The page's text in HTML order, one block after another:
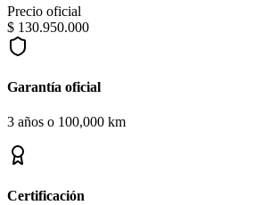
Precio oficial
$ 130.950.000
Garantía oficial
3 años o 100,000 km
Certificación